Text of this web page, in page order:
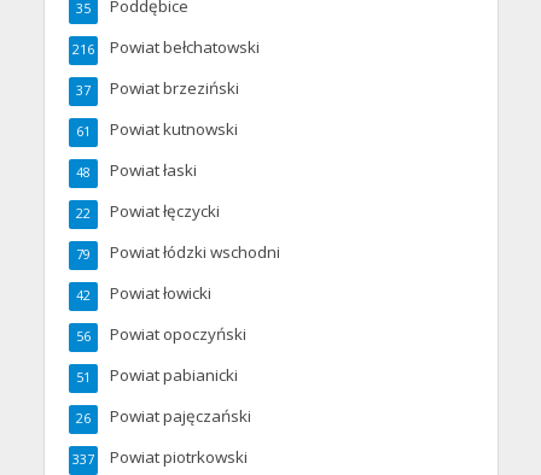
Poddębice
35
Powiat bełchatowski
216
Powiat brzeziński
37
Powiat kutnowski
61
Powiat łaski
48
Powiat łęczycki
22
Powiat łódzki wschodni
79
Powiat łowicki
42
Powiat opoczyński
56
Powiat pabianicki
51
Powiat pajęczański
26
Powiat piotrkowski
337